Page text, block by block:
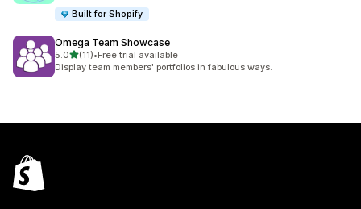
Built for Shopify
Omega Team Showcase
5.0별 5개 중
(11)
총 리뷰 11개
•Free trial available
Display team members' portfolios in fabulous ways.